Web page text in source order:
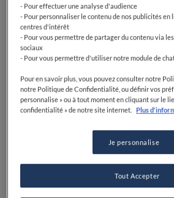
En plus de créer un café (appelé
centre de Medellín servant les
(certaines variétés anciennes, qui
d'arbres de 25 ans abandonnés
Molina fournit également des
de la ville. "C'est une étape
carte de visite pour que les gens
l'étranger connaissent la qualité
travail que nous faisons pour
- Pour effectuer une analyse d'audience
- Pour personnaliser le contenu de nos publicités en
centres d'intérêt
- Pour vous permettre de partager du contenu via
sociaux
- Pour vous permettre d'utiliser notre module de
Pour en savoir plus, vous pouvez consulter notre
notre Politique de Confidentialité, ou définir vos
personnalise » ou à tout moment en cliquant sur le
confidentialité » de notre site internet. Plus
Je personnalise
Tout Accepter